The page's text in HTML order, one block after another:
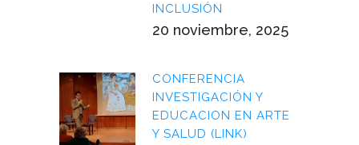
INCLUSIÓN
20 noviembre, 2025
CONFERENCIA
INVESTIGACIÓN Y
EDUCACION EN ARTE
Y SALUD (LINK)